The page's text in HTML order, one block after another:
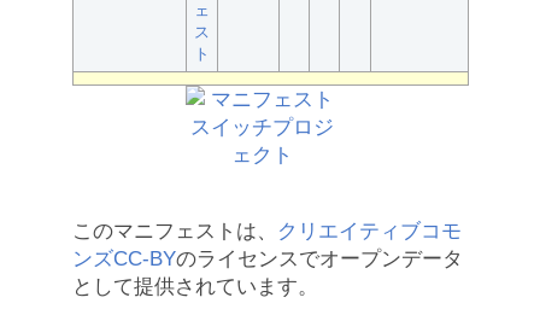
ェ
ス
ト
このマニフェストは、
クリエイティブコモ
ンズCC-BYのライセンスでオープンデータ
として提供されています。